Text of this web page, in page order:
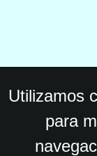
Utilizamos
para